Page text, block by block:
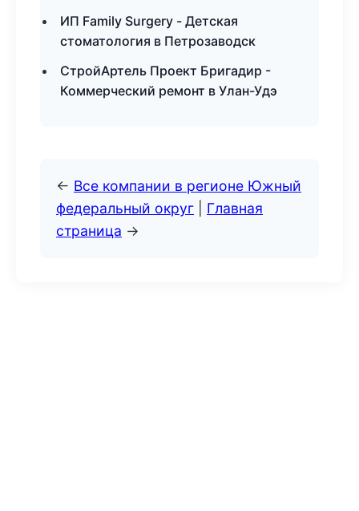
ИП Family Surgery - Детская
стоматология в Петрозаводск
СтройАртель Проект Бригадир -
Коммерческий ремонт в Улан-Удэ
← Все компании в регионе Южный
федеральный округ
Главная
страница →